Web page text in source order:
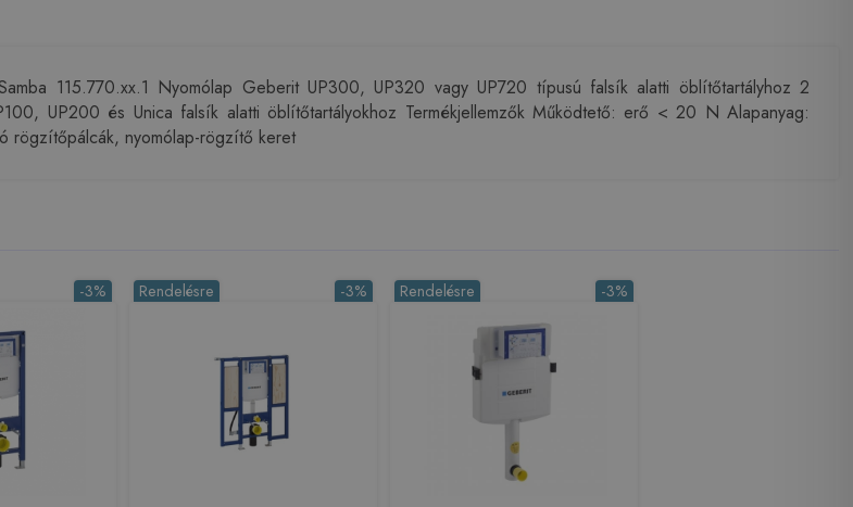
115.770.xx.1 Nyomólap Geberit UP300, UP320 vagy UP720 típusú falsík alatti öblítőtartályhoz 2
UP200 és Unica falsík alatti öblítőtartályokhoz Termékjellemzők Működtető: erő < 20 N Alapanyag:
rögzítőpálcák, nyomólap-rögzítő keret
-3% -3%
Rendelésre -3%
Rendelésre